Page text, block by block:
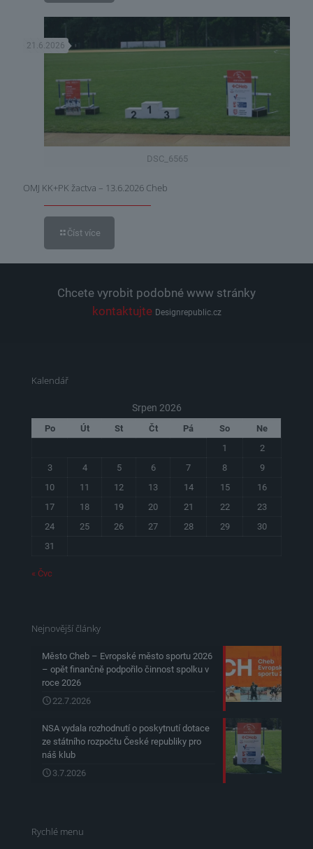
DSC_6565
21.6.2026
OMJ KK+PK žactva – 13.6.2026 Cheb
Číst více
Chcete vyrobit podobné www stránky
kontaktujte Designrepublic.cz
Kalendář
Srpen 2026
Po Út St Čt Pá So
Ne
1
2
3
4 5 6 7 8
9
10
11 12 13 14 15
16
17
18 19 20 21 22
23
24
25 26 27 28 29
30
31
« Čvc
Nejnovější články
Město Cheb – Evropské město sportu 2026
– opět finančně podpořilo činnost spolku v
roce 2026
22.7.2026
NSA vydala rozhodnutí o poskytnutí dotace
ze státního rozpočtu České republiky pro
náš klub
3.7.2026
Rychlé menu